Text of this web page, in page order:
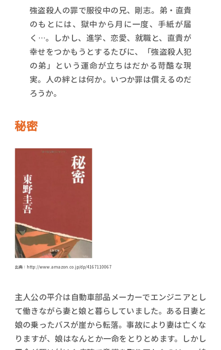
強盗殺人の罪で服役中の兄、剛志。弟・直貴
のもとには、獄中から月に一度、手紙が届
く…。しかし、進学、恋愛、就職と、直貴が
幸せをつかもうとするたびに、「強盗殺人犯
の弟」という運命が立ちはだかる苛酷な現
実。人の絆とは何か。いつか罪は償えるのだ
ろうか。
秘密
出典：http://www.amazon.co.jp/dp/4167110067
主人公の平介は自動車部品メーカーでエンジニアとし
て働きながら妻と娘と暮らしていました。ある日妻と
娘の乗ったバスが崖から転落。事故により妻は亡くな
りますが、娘はなんとか一命をとりとめます。しかし